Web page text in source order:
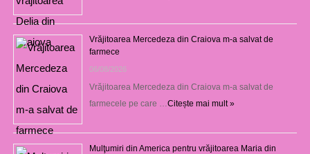
Vrăjitoarea Mercedeza din Craiova m-a salvat de
farmece
06/08/2026
Vrăjitoarea Mercedeza din Craiova m-a salvat de
farmecele pe care … Citește mai mult »
Mulţumiri din America pentru vrăjitoarea Maria din